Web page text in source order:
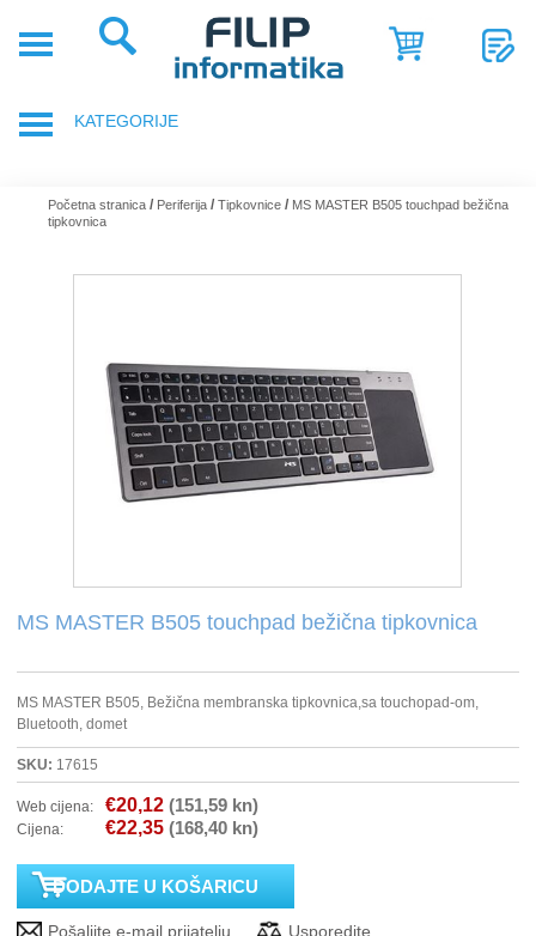
POSLOVNA
SERVIS
NOVOSTI
KATEGORIJE
RAČUNALA
SMARTPHONE, MOBITELI
SOFTWARE
POS OPREMA
PERIFERIJA
PROJEKTORI
Početna stranica / Periferija / Tipkovnice / MS MASTER B505 touchpad bežična
tipkovnica
MS MASTER B505 touchpad bežična tipkovnica
MS MASTER B505, Bežična membranska tipkovnica,sa touchopad-om,
Bluetooth, domet
SKU: 17615
Web cijena: €20,12 (151,59 kn)
Cijena: €22,35 (168,40 kn)